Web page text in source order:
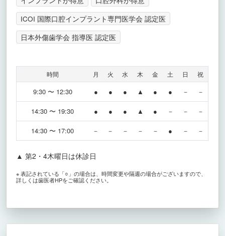
ICOI 国際口腔インプラント専門医学会 認定医
日本外傷歯学会 指導医 認定医
時間 月 火 水 木 金 土 日 祝
9:30 〜 12:30 ● ● ● ▲ ● ● － －
14:30 〜 19:30 ● ● ● ▲ ● － － －
14:30 〜 17:00 － － － － － ● － －
▲ 第2・4木曜日は休診日
※ 表記されている「○」の場合は、時間変更や隔週の場合がございますので、
詳しくは歯医者HPをご確認ください。